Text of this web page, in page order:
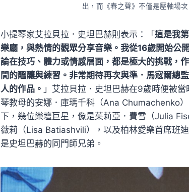
出，而《春之聲》不僅是壓軸場
小提琴家艾拉貝拉．史坦巴赫則表示：「這是我
樂廳，與熱情的觀眾分享音樂。我從16歲開始公
論在技巧、體力或情感層面，都是極大的挑戰，
間的醞釀與練習。非常期待再次與準．馬寇爾總
人的作品。 」艾拉貝拉．史坦巴赫在9歲時便被
琴教母的安娜．庫瑪千科（Ana Chumachenko
下，幾位樂壇巨星，像是茱莉亞．費雪（Julia
薇莉（Lisa Batiashvili），以及柏林愛樂首席班
是史坦巴赫的同門師兄弟。